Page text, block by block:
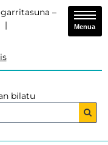
–
bilatu
Menua